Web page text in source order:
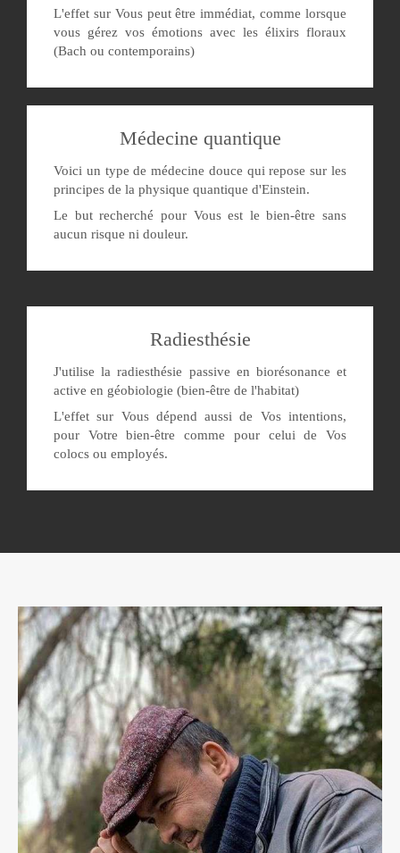
L'effet sur Vous peut être immédiat, comme lorsque
vous gérez vos émotions avec les élixirs floraux
(Bach ou contemporains)
Médecine quantique
Voici un type de médecine douce qui repose sur les
principes de la physique quantique d'Einstein.
Le but recherché pour Vous est le bien-être sans
aucun risque ni douleur.
Radiesthésie
J'utilise la radiesthésie passive en biorésonance et
active en géobiologie (bien-être de l'habitat)
L'effet sur Vous dépend aussi de Vos intentions,
pour Votre bien-être comme pour celui de Vos
colocs ou employés.